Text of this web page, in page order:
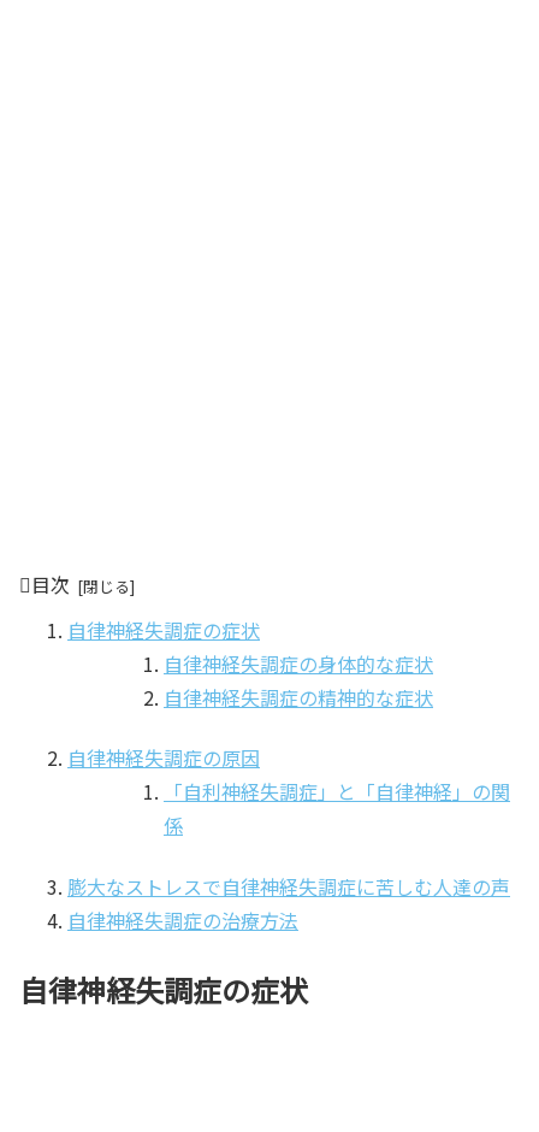
目次
自律神経失調症の症状
自律神経失調症の身体的な症状
自律神経失調症の精神的な症状
自律神経失調症の原因
「自利神経失調症」と「自律神経」の関
係
膨大なストレスで自律神経失調症に苦しむ人達の声
自律神経失調症の治療方法
自律神経失調症の症状